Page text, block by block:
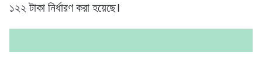
১২২ টাকা নির্ধারণ করা হয়েছে।